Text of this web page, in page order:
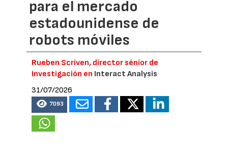
para el mercado
estadounidense de
robots móviles
Rueben Scriven, director sénior de
Investigación en Interact Analysis
31/07/2026
7093